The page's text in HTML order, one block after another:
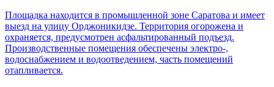
Площадка находится в промышленной зоне Саратова и имеет
выезд на улицу Орджоникидзе. Территория огорожена и
охраняется, предусмотрен асфальтированный подъезд.
Производственные помещения обеспечены электро-,
водоснабжением и водоотведением, часть помещений
отапливается.